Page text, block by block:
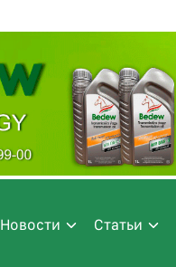
Новости Статьи